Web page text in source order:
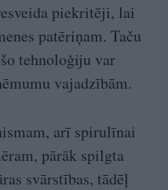
piekritēji, lai
patēriņam. Taču
tehnoloģiju var
vajadzībām.
arī spirulīnai
pārāk spilgta
svārstības, tādēļ